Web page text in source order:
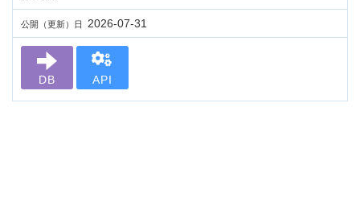
公開（更新）日 2026-07-31
DB API